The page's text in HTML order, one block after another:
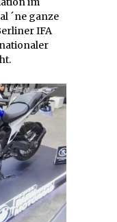
´ne ganze
IFA